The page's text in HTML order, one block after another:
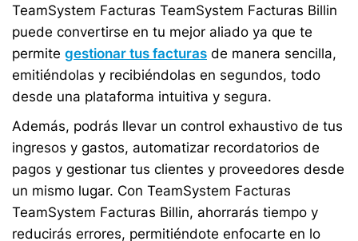
TeamSystem Facturas TeamSystem Facturas Billin
puede convertirse en tu mejor aliado ya que te
permite gestionar tus facturas de manera sencilla,
emitiéndolas y recibiéndolas en segundos, todo
desde una plataforma intuitiva y segura.
Además, podrás llevar un control exhaustivo de tus
ingresos y gastos, automatizar recordatorios de
pagos y gestionar tus clientes y proveedores desde
un mismo lugar. Con TeamSystem Facturas
TeamSystem Facturas Billin, ahorrarás tiempo y
reducirás errores, permitiéndote enfocarte en lo